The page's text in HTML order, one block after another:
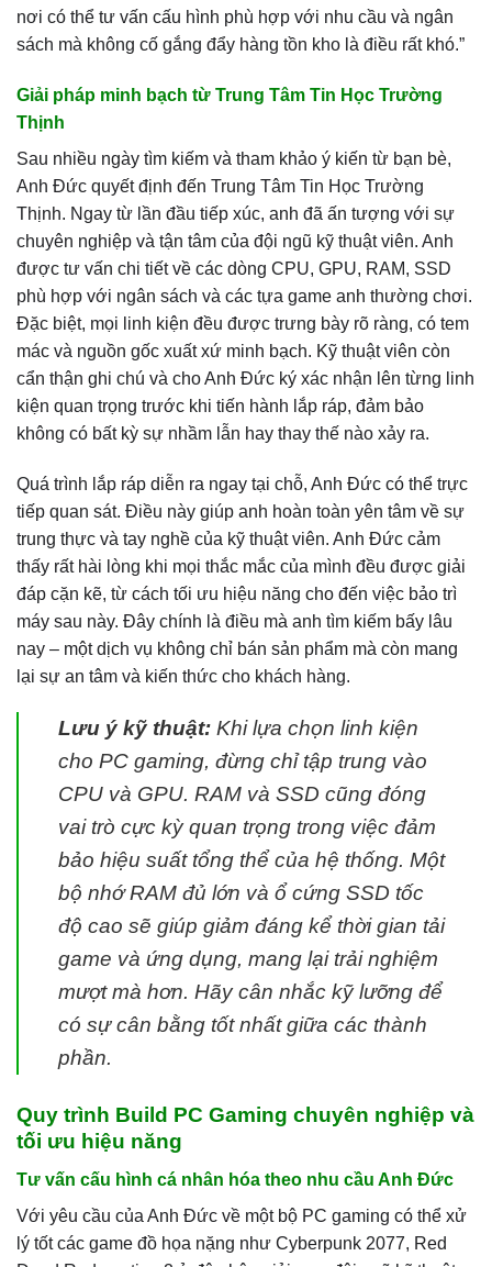
nơi có thể tư vấn cấu hình phù hợp với nhu cầu và ngân
sách mà không cố gắng đẩy hàng tồn kho là điều rất khó.”
Giải pháp minh bạch từ Trung Tâm Tin Học Trường
Thịnh
Sau nhiều ngày tìm kiếm và tham khảo ý kiến từ bạn bè,
Anh Đức quyết định đến Trung Tâm Tin Học Trường
Thịnh. Ngay từ lần đầu tiếp xúc, anh đã ấn tượng với sự
chuyên nghiệp và tận tâm của đội ngũ kỹ thuật viên. Anh
được tư vấn chi tiết về các dòng CPU, GPU, RAM, SSD
phù hợp với ngân sách và các tựa game anh thường chơi.
Đặc biệt, mọi linh kiện đều được trưng bày rõ ràng, có tem
mác và nguồn gốc xuất xứ minh bạch. Kỹ thuật viên còn
cẩn thận ghi chú và cho Anh Đức ký xác nhận lên từng linh
kiện quan trọng trước khi tiến hành lắp ráp, đảm bảo
không có bất kỳ sự nhầm lẫn hay thay thế nào xảy ra.
Quá trình lắp ráp diễn ra ngay tại chỗ, Anh Đức có thể trực
tiếp quan sát. Điều này giúp anh hoàn toàn yên tâm về sự
trung thực và tay nghề của kỹ thuật viên. Anh Đức cảm
thấy rất hài lòng khi mọi thắc mắc của mình đều được giải
đáp cặn kẽ, từ cách tối ưu hiệu năng cho đến việc bảo trì
máy sau này. Đây chính là điều mà anh tìm kiếm bấy lâu
nay – một dịch vụ không chỉ bán sản phẩm mà còn mang
lại sự an tâm và kiến thức cho khách hàng.
Lưu ý kỹ thuật: Khi lựa chọn linh kiện
cho PC gaming, đừng chỉ tập trung vào
CPU và GPU. RAM và SSD cũng đóng
vai trò cực kỳ quan trọng trong việc đảm
bảo hiệu suất tổng thể của hệ thống. Một
bộ nhớ RAM đủ lớn và ổ cứng SSD tốc
độ cao sẽ giúp giảm đáng kể thời gian tải
game và ứng dụng, mang lại trải nghiệm
mượt mà hơn. Hãy cân nhắc kỹ lưỡng để
có sự cân bằng tốt nhất giữa các thành
phần.
Quy trình Build PC Gaming chuyên nghiệp và
tối ưu hiệu năng
Tư vấn cấu hình cá nhân hóa theo nhu cầu Anh Đức
Với yêu cầu của Anh Đức về một bộ PC gaming có thể xử
lý tốt các game đồ họa nặng như Cyberpunk 2077, Red